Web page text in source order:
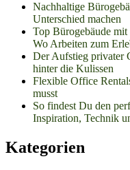
Nachhaltige
Unterschied machen
Top Bürogebäude
Wo Arbeiten zum
Der Aufstieg privater
hinter die Kulissen
Flexible Office
musst
So findest Du den
Inspiration, Technik
Kategorien